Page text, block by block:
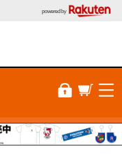
powered by